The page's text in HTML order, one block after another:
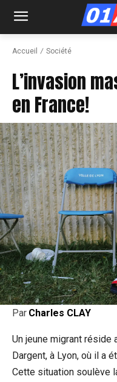
Accueil Société
L’invasion
en France!
Par Charles CLAY
Un jeune migrant réside
Dargent, à Lyon, où il a
Cette situation soulève